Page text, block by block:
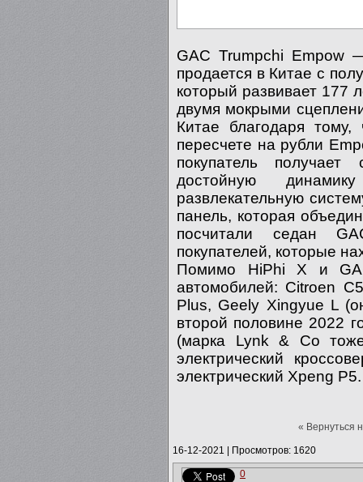
GAC Trumpchi Empow
продается в Китае с
который развивает 177
двумя мокрыми
Китае благодаря
пересчете на рубли
покупатель
достойную
развлекательную
панель, которая
посчитали седан
покупателей, которые
Помимо HiPhi X и
автомобилей: Citroen
Plus, Geely Xingyue L
второй половине 2022
(марка Lynk & Co
электрический
электрический Xpeng P5.
« Вернуться
16-12-2021 Просмотров: 1620
0